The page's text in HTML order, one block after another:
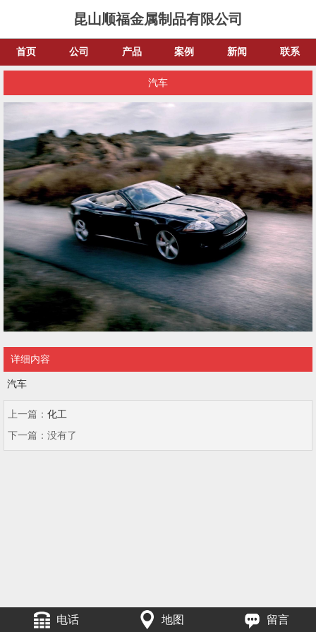
昆山顺福金属制品有限公司
首页 公司 产品 案例 新闻 联系
汽车
详细内容
汽车
上一篇： 化工
下一篇： 没有了
电话 地图 留言